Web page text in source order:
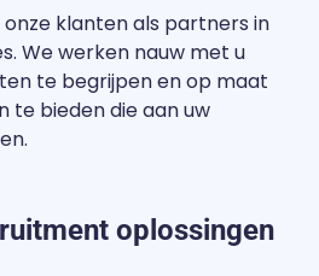
onze klanten als partners in
We werken nauw met u
te begrijpen en op maat
te bieden die aan uw
oplossingen